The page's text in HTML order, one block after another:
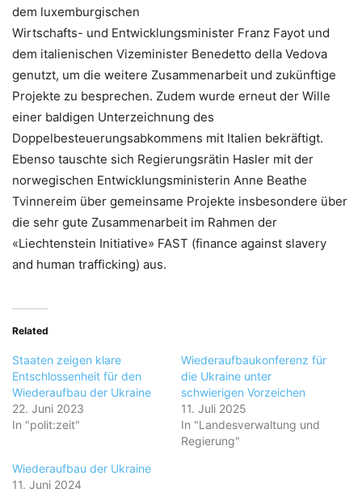
dem luxemburgischen
Wirtschafts- und Entwicklungsminister Franz Fayot und
dem italienischen Vizeminister Benedetto della Vedova
genutzt, um die weitere Zusammenarbeit und zukünftige
Projekte zu besprechen. Zudem wurde erneut der Wille
einer baldigen Unterzeichnung des
Doppelbesteuerungsabkommens mit Italien bekräftigt.
Ebenso tauschte sich Regierungsrätin Hasler mit der
norwegischen Entwicklungsministerin Anne Beathe
Tvinnereim über gemeinsame Projekte insbesondere über
die sehr gute Zusammenarbeit im Rahmen der
«Liechtenstein Initiative» FAST (finance against slavery
and human trafficking) aus.
Related
Staaten zeigen klare
Entschlossenheit für den
Wiederaufbau der Ukraine
22. Juni 2023
In "polit:zeit"
Wiederaufbaukonferenz für
die Ukraine unter
schwierigen Vorzeichen
11. Juli 2025
In "Landesverwaltung und
Regierung"
Wiederaufbau der Ukraine
11. Juni 2024